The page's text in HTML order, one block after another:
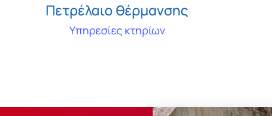
Πετρέλαιο θέρμανσης
Υπηρεσίες κτηρίων